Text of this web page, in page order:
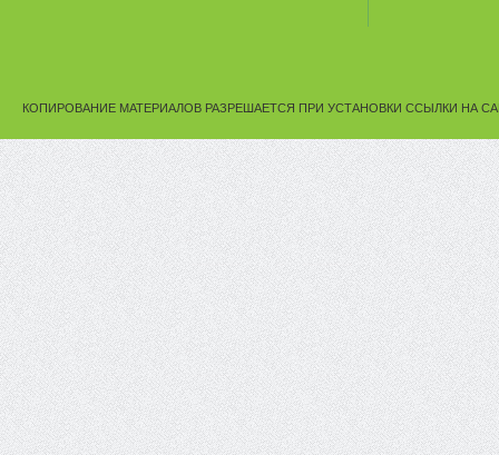
КОПИРОВАНИЕ МАТЕРИАЛОВ РАЗРЕШАЕТСЯ ПРИ УСТАНОВКИ ССЫЛКИ НА САЙТ